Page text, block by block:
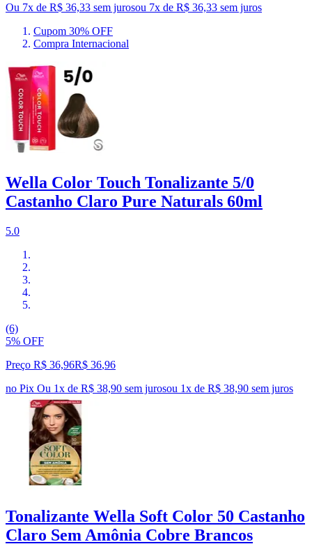
Ou 7x de R$ 36,33 sem jurosou 7x de R$ 36,33 sem juros
Cupom 30% OFF
Compra Internacional
Wella Color Touch Tonalizante 5/0
Castanho Claro Pure Naturals 60ml
5.0
(6)
5% OFF
Preço R$ 36,96R$ 36,96
no Pix Ou 1x de R$ 38,90 sem jurosou 1x de R$ 38,90 sem juros
Tonalizante Wella Soft Color 50 Castanho
Claro Sem Amônia Cobre Brancos